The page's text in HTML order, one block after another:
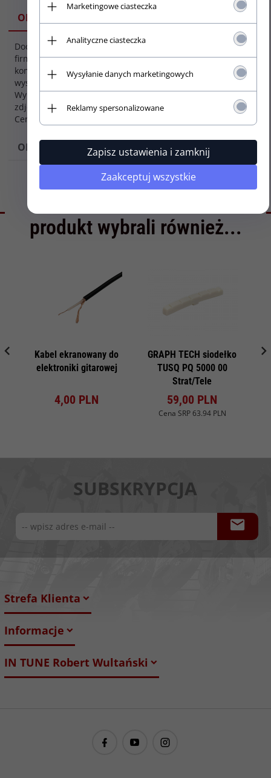
OPIS
Docisk strun japońskiej
firmy GOTOH. W
komplecie docisk, nóżka o
wysokości 2,5mm i śrubka.
Wymiary na załączonym
zdjęciu.
Cena za 1 szt.
OPINIE
Cosmo black
(CK)
produkt wybrali również...
Kabel ekranowany do
elektroniki gitarowej
4,00 PLN
GRAPH TECH siodełko
TUSQ PQ 5000 00
Strat/Tele
59,00 PLN
Cena SRP 63.94 PLN
SUBSKRYPCJA
Strefa Klienta
Informacje
IN TUNE Robert Wultański
guitarproject@guitarproject.pl
Marketingowe ciasteczka
Analityczne ciasteczka
Wysyłanie danych marketingowych
Reklamy spersonalizowane
Zapisz ustawienia i zamknij
Zaakceptuj wszystkie